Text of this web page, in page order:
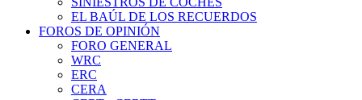
EL BAÚL DE LOS RECUERDOS
FOROS DE OPINIÓN
FORO GENERAL
WRC
ERC
CERA